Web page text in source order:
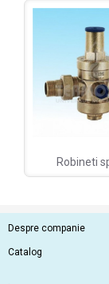
Robineti
Despre companie
Catalog